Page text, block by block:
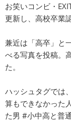
お笑いコンビ・
更新し、高校卒業
兼近は「高卒」と
べる写真を投稿。
た。
ハッシュタグでは
算もできなかった
た男 #小中高と普